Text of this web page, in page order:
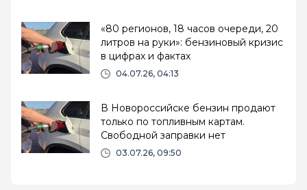
«80 регионов, 18 часов очереди, 20
литров на руки»: бензиновый кризис
в цифрах и фактах
04.07.26, 04:13
В Новороссийске бензин продают
только по топливным картам.
Свободной заправки нет
03.07.26, 09:50